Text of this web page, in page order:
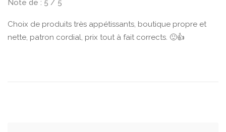
Note de : 5 / 5
Choix de produits très appétissants, boutique propre et
nette, patron cordial, prix tout à fait corrects. 🙂👍